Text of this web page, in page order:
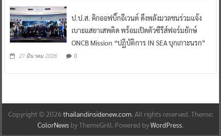
ป.ป.ส. คิกออฟบิ๊กอีเวนต์ ดึงพลังมวลชนร่วมแจ้ง
เบาะแสยาเสพติด พร้อมเปิดตัวซีรีส์ฟอร์มยักษ์
ONCB Mission “ปฏิบัติการ IN SEA บุกเกาะนรก”
21 มีนาคม 2026 0
Copyright © 2026 thailandinsidenew.com. All rights reserved. Theme:
ColorNews by ThemeGrill. Powered byWordPress.